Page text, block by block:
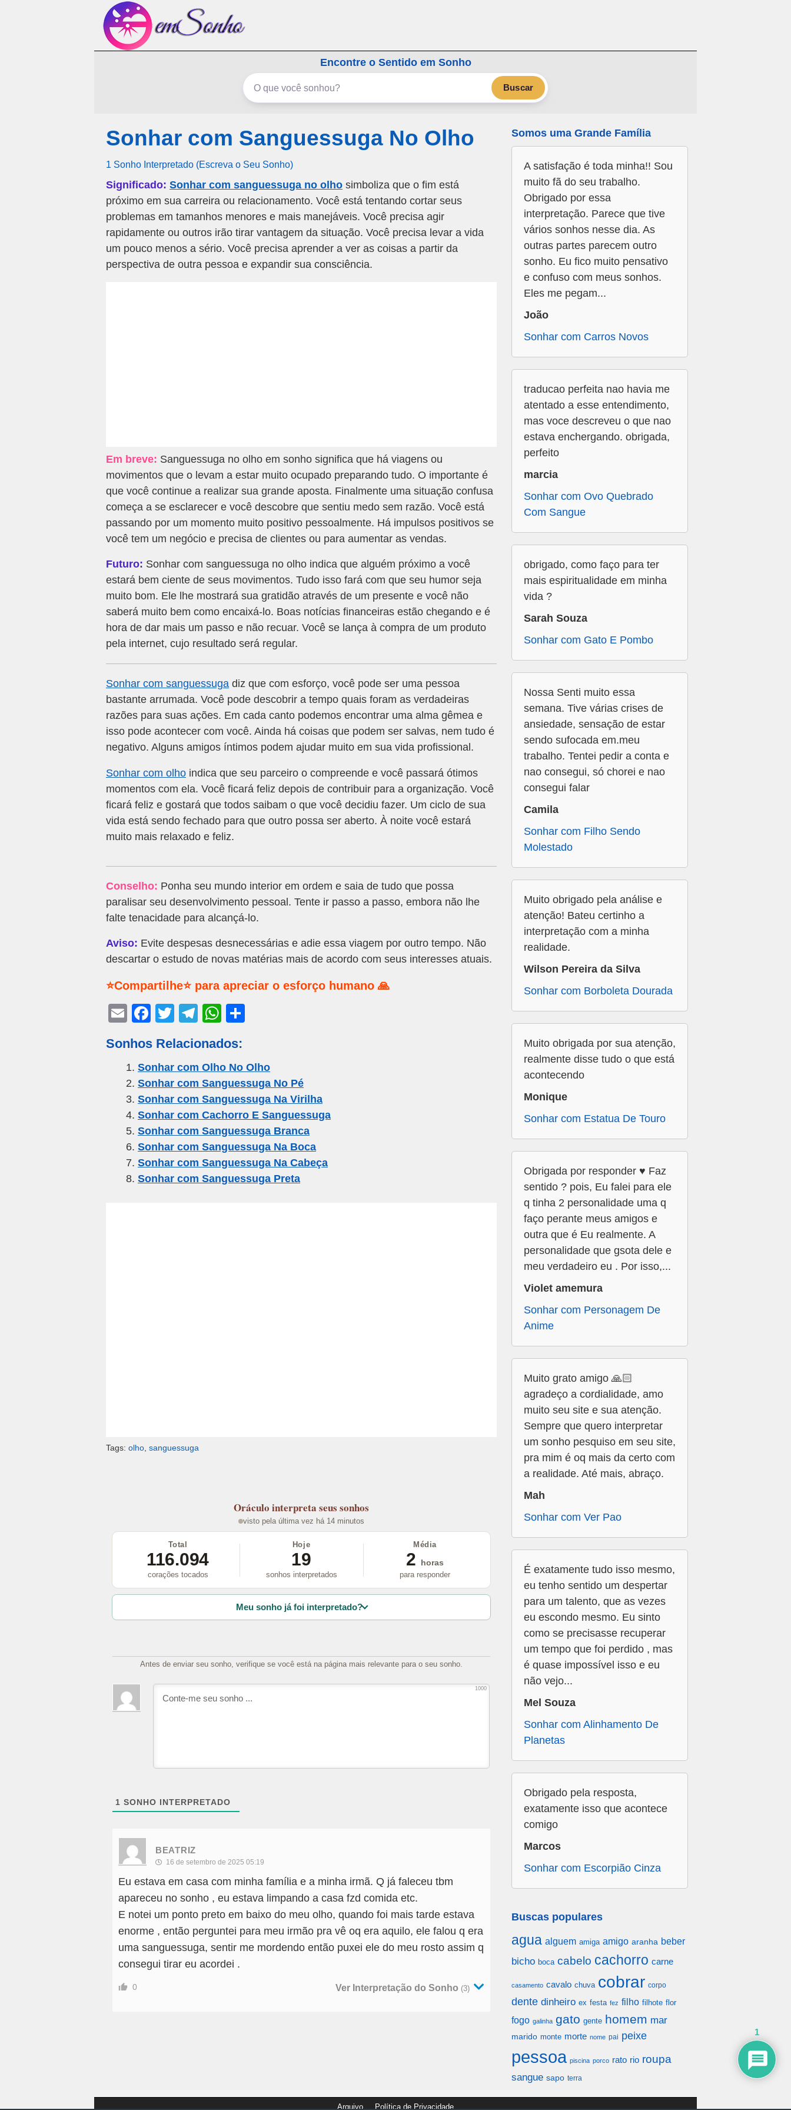
Encontre o Sentido em Sonho
Buscar
Sonhar com Sanguessuga No Olho
1 Sonho Interpretado (Escreva o Seu Sonho)
Significado: Sonhar com sanguessuga no olho simboliza que o fim está
próximo em sua carreira ou relacionamento. Você está tentando cortar seus
problemas em tamanhos menores e mais manejáveis. Você precisa agir
rapidamente ou outros irão tirar vantagem da situação. Você precisa levar a vida
um pouco menos a sério. Você precisa aprender a ver as coisas a partir da
perspectiva de outra pessoa e expandir sua consciência.
Em breve: Sanguessuga no olho em sonho significa que há viagens ou
movimentos que o levam a estar muito ocupado preparando tudo. O importante é
que você continue a realizar sua grande aposta. Finalmente uma situação confusa
começa a se esclarecer e você descobre que sentiu medo sem razão. Você está
passando por um momento muito positivo pessoalmente. Há impulsos positivos se
você tem um negócio e precisa de clientes ou para aumentar as vendas.
Futuro: Sonhar com sanguessuga no olho indica que alguém próximo a você
estará bem ciente de seus movimentos. Tudo isso fará com que seu humor seja
muito bom. Ele lhe mostrará sua gratidão através de um presente e você não
saberá muito bem como encaixá-lo. Boas notícias financeiras estão chegando e é
hora de dar mais um passo e não recuar. Você se lança à compra de um produto
pela internet, cujo resultado será regular.
Sonhar com sanguessuga diz que com esforço, você pode ser uma pessoa
bastante arrumada. Você pode descobrir a tempo quais foram as verdadeiras
razões para suas ações. Em cada canto podemos encontrar uma alma gêmea e
isso pode acontecer com você. Ainda há coisas que podem ser salvas, nem tudo é
negativo. Alguns amigos íntimos podem ajudar muito em sua vida profissional.
Sonhar com olho indica que seu parceiro o compreende e você passará ótimos
momentos com ela. Você ficará feliz depois de contribuir para a organização. Você
ficará feliz e gostará que todos saibam o que você decidiu fazer. Um ciclo de sua
vida está sendo fechado para que outro possa ser aberto. À noite você estará
muito mais relaxado e feliz.
Conselho: Ponha seu mundo interior em ordem e saia de tudo que possa
paralisar seu desenvolvimento pessoal. Tente ir passo a passo, embora não lhe
falte tenacidade para alcançá-lo.
Aviso: Evite despesas desnecessárias e adie essa viagem por outro tempo. Não
descartar o estudo de novas matérias mais de acordo com seus interesses atuais.
⭐Compartilhe⭐ para apreciar o esforço humano 🙏
E
ail
F
c
e
b
o
o
k
T
tt
er
T
e
gr
a
m
W
at
s
A
p
p
e
Sonhos Relacionados:
Sonhar com Olho No Olho
Sonhar com Sanguessuga No Pé
Sonhar com Sanguessuga Na Virilha
Sonhar com Cachorro E Sanguessuga
Sonhar com Sanguessuga Branca
Sonhar com Sanguessuga Na Boca
Sonhar com Sanguessuga Na Cabeça
Sonhar com Sanguessuga Preta
Tags: olho sanguessuga
Oráculo interpreta seus sonhos
visto pela última vez há 14 minutos
Total
116.094
corações tocados
Hoje
19
sonhos interpretados
Média
2
horas
para responder
Meu sonho já foi interpretado?
Antes de enviar seu sonho, verifique se você está na página mais relevante para o seu sonho.
1000
1 SONHO INTERPRETADO
BEATRIZ
16 de setembro de 2025 05:19
Eu estava em casa com minha família e a minha irmã. Q já faleceu tbm
apareceu no sonho , eu estava limpando a casa fzd comida etc.
E notei um ponto preto em baixo do meu olho, quando foi mais tarde estava
enorme , então perguntei para meu irmão pra vê oq era aquilo, ele falou q era
uma sanguessuga, sentir me mordendo então puxei ele do meu rosto assim q
consegui tirar eu acordei .
0 Ver Interpretação do Sonho (3)
Somos uma Grande Família
A satisfação é toda minha!! Sou
muito fã do seu trabalho.
Obrigado por essa
interpretação. Parece que tive
vários sonhos nesse dia. As
outras partes parecem outro
sonho. Eu fico muito pensativo
e confuso com meus sonhos.
Eles me pegam...
João
Sonhar com Carros Novos
traducao perfeita nao havia me
atentado a esse entendimento,
mas voce descreveu o que nao
estava enchergando. obrigada,
perfeito
marcia
Sonhar com Ovo Quebrado
Com Sangue
obrigado, como faço para ter
mais espiritualidade em minha
vida ?
Sarah Souza
Sonhar com Gato E Pombo
Nossa Senti muito essa
semana. Tive várias crises de
ansiedade, sensação de estar
sendo sufocada em.meu
trabalho. Tentei pedir a conta e
nao consegui, só chorei e nao
consegui falar
Camila
Sonhar com Filho Sendo
Molestado
Muito obrigado pela análise e
atenção! Bateu certinho a
interpretação com a minha
realidade.
Wilson Pereira da Silva
Sonhar com Borboleta Dourada
Muito obrigada por sua atenção,
realmente disse tudo o que está
acontecendo
Monique
Sonhar com Estatua De Touro
Obrigada por responder ♥️ Faz
sentido ? pois, Eu falei para ele
q tinha 2 personalidade uma q
faço perante meus amigos e
outra que é Eu realmente. A
personalidade que gsota dele e
meu verdadeiro eu . Por isso,...
Violet amemura
Sonhar com Personagem De
Anime
Muito grato amigo 🙏🏻
agradeço a cordialidade, amo
muito seu site e sua atenção.
Sempre que quero interpretar
um sonho pesquiso em seu site,
pra mim é oq mais da certo com
a realidade. Até mais, abraço.
Mah
Sonhar com Ver Pao
É exatamente tudo isso mesmo,
eu tenho sentido um despertar
para um talento, que as vezes
eu escondo mesmo. Eu sinto
como se precisasse recuperar
um tempo que foi perdido , mas
é quase impossível isso e eu
não vejo...
Mel Souza
Sonhar com Alinhamento De
Planetas
Obrigado pela resposta,
exatamente isso que acontece
comigo
Marcos
Sonhar com Escorpião Cinza
Buscas populares
agua alguem amiga amigo aranha beber
bicho boca cabelo cachorro carne
casamento cavalo chuva cobrar corpo
dente dinheiro ex festa fez filho filhote flor
fogo galinha gato gente homem mar
marido monte morte nome pai peixe
pessoa piscina porco rato rio roupa
sangue sapo terra
Arquivo Política de Privacidade
1